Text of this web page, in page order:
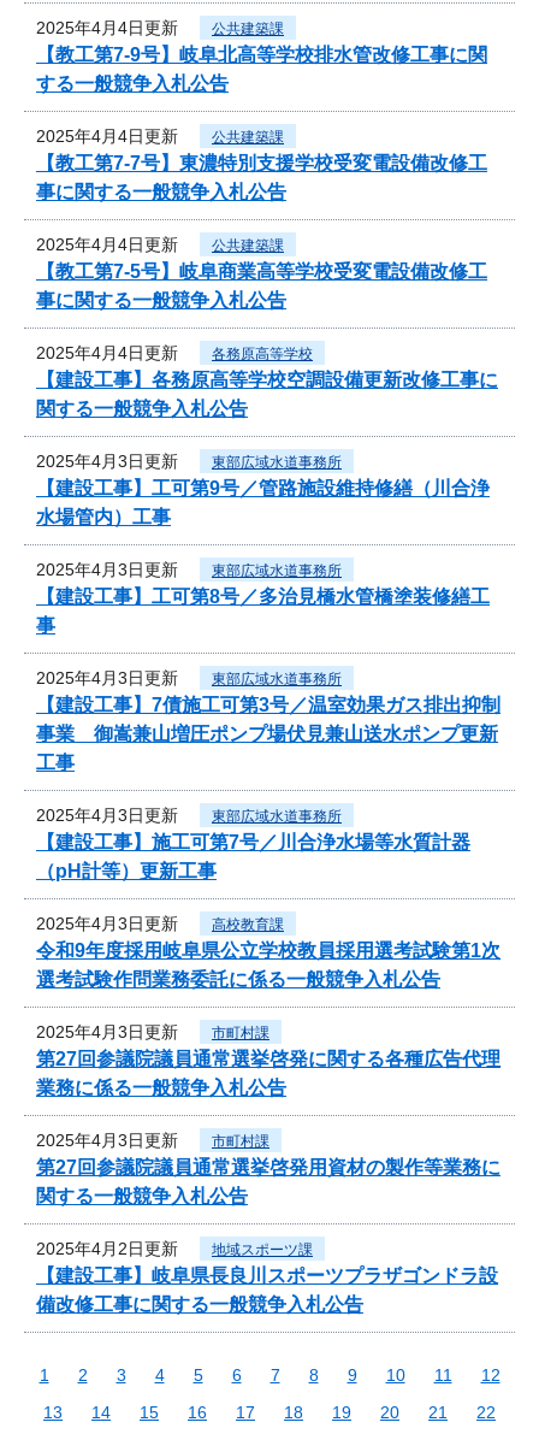
2025年4月4日更新 公共建築課
【教工第7-9号】岐阜北高等学校排水管改修工事に関
する一般競争入札公告
2025年4月4日更新 公共建築課
【教工第7-7号】東濃特別支援学校受変電設備改修工
事に関する一般競争入札公告
2025年4月4日更新 公共建築課
【教工第7-5号】岐阜商業高等学校受変電設備改修工
事に関する一般競争入札公告
2025年4月4日更新 各務原高等学校
【建設工事】各務原高等学校空調設備更新改修工事に
関する一般競争入札公告
2025年4月3日更新 東部広域水道事務所
【建設工事】工可第9号／管路施設維持修繕（川合浄
水場管内）工事
2025年4月3日更新 東部広域水道事務所
【建設工事】工可第8号／多治見橋水管橋塗装修繕工
事
2025年4月3日更新 東部広域水道事務所
【建設工事】7債施工可第3号／温室効果ガス排出抑制
事業 御嵩兼山増圧ポンプ場伏見兼山送水ポンプ更新
工事
2025年4月3日更新 東部広域水道事務所
【建設工事】施工可第7号／川合浄水場等水質計器
（pH計等）更新工事
2025年4月3日更新 高校教育課
令和9年度採用岐阜県公立学校教員採用選考試験第1次
選考試験作問業務委託に係る一般競争入札公告
2025年4月3日更新 市町村課
第27回参議院議員通常選挙啓発に関する各種広告代理
業務に係る一般競争入札公告
2025年4月3日更新 市町村課
第27回参議院議員通常選挙啓発用資材の製作等業務に
関する一般競争入札公告
2025年4月2日更新 地域スポーツ課
【建設工事】岐阜県長良川スポーツプラザゴンドラ設
備改修工事に関する一般競争入札公告
1 2 3 4 5 6 7 8 9 10 11
12
13
14 15 16 17 18 19 20 21
22